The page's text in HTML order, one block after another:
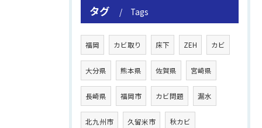
タグ Tags
福岡 カビ取り 床下 ZEH カビ
大分県 熊本県 佐賀県 宮崎県
長崎県 福岡市 カビ問題 漏水
北九州市 久留米市 秋カビ